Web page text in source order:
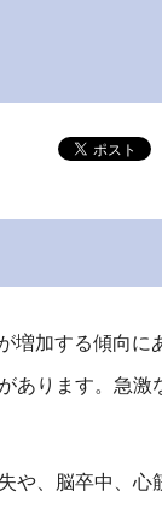
増加する傾向に
あります。急
、脳卒中、心